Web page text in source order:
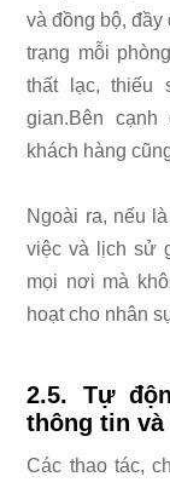
và đồng bộ, đầy
trạng mỗi
thất lạc, thiếu
gian.Bên
khách hàng
Ngoài ra, nếu
việc và lịch sử
mọi nơi mà
hoạt cho nhân
2.5. Tự
thông tin
Các thao tác,